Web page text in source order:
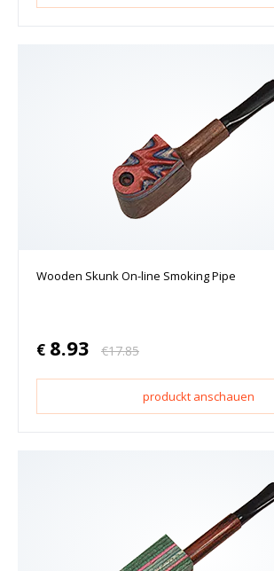
Wooden Skunk On-line Smoking Pipe
€ 8.93 €17.85
produckt anschauen